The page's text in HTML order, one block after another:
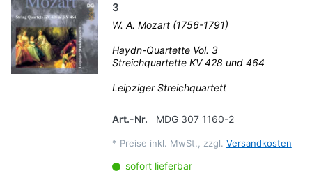
3
W. A. Mozart (1756-1791)
Haydn-Quartette Vol. 3
Streichquartette KV 428 und 464
Leipziger Streichquartett
Art.-Nr. MDG 307 1160-2
* Preise inkl. MwSt., zzgl. Versandkosten
sofort lieferbar